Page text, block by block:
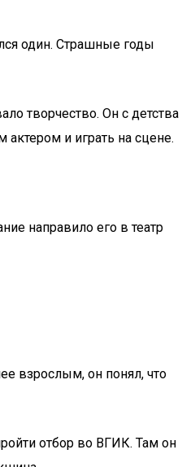
один. Страшные годы
творчество. Он с детства
актером и играть на сцене.
направило его в театр
взрослым, он понял, что
отбор во ВГИК. Там он